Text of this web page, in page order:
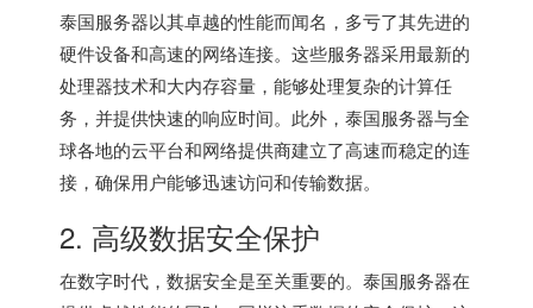
泰国服务器以其卓越的性能而闻名，多亏了其先进的
硬件设备和高速的网络连接。这些服务器采用最新的
处理器技术和大内存容量，能够处理复杂的计算任
务，并提供快速的响应时间。此外， 泰国服务器与全
球各地的云平台和网络提供商建立了高速而稳定的连
接，确保用户能够迅速访问和传输数据。
2. 高级数据安全保护
在数字时代，数据安全是至关重要的。 泰国服务器在